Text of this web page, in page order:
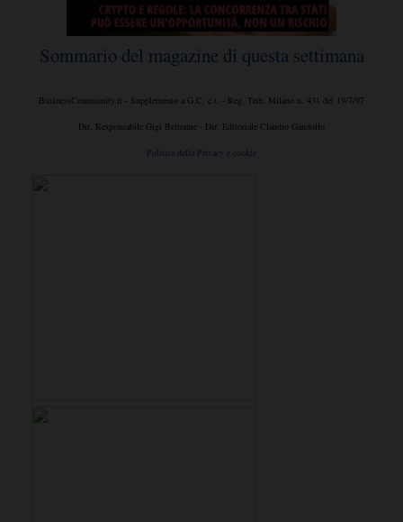
Sommario del magazine di questa settimana
BusinessCommunity.it - Supplemento a G.C. e t. - Reg. Trib. Milano n. 431 del 19/7/97
Dir. Responsabile Gigi Beltrame - Dir. Editoriale Claudio Gandolfo
Politica della Privacy e cookie